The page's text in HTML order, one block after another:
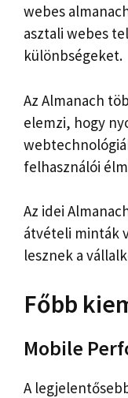
webes
asztali webes
különbségeket.
Az Almanach
elemzi, hogy
felhasználói
Az idei
átvételi minták
lesznek a
Főbb
Mobile
A